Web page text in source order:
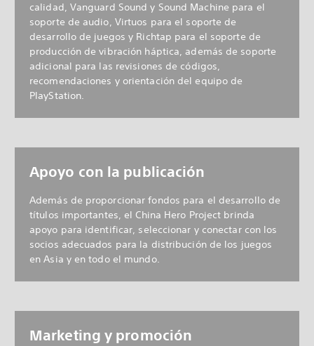
calidad, Vanguard Sound y Sound Machine para el
soporte de audio, Virtuos para el soporte de
desarrollo de juegos y Richtap para el soporte de
producción de vibración háptica, además de soporte
adicional para las revisiones de códigos,
recomendaciones y orientación del equipo de
PlayStation.
Apoyo con la publicación
Además de proporcionar fondos para el desarrollo de
títulos importantes, el China Hero Project brinda
apoyo para identificar, seleccionar y conectar con los
socios adecuados para la distribución de los juegos
en Asia y en todo el mundo.
Marketing y promoción